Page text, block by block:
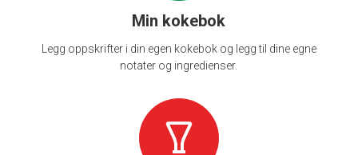
Min kokebok
Legg oppskrifter i din egen kokebok og legg til dine egne
notater og ingredienser.